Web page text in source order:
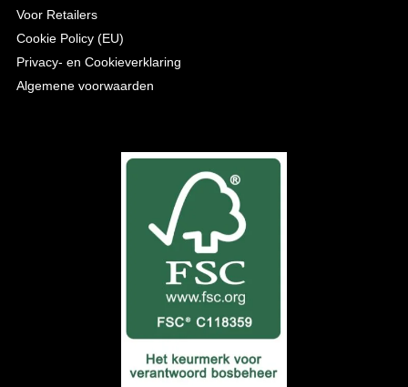
Voor Retailers
Cookie Policy (EU)
Privacy- en Cookieverklaring
Algemene voorwaarden